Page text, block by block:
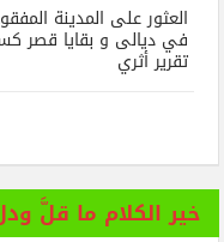
العثور على المدينة
في ديالى و بقايا قصر
تقرير أثري
خير الكلام ما قلَّ